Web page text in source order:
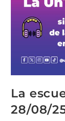
La
28/08/